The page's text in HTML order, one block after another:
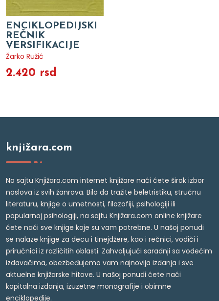
ENCIKLOPEDIJSKI
REČNIK
VERSIFIKACIJE
Žarko Ružić
2.420 rsd
knjižara.com
Na sajtu Knjižara.com internet knjižare naći ćete širok izbor
naslova iz svih žanrova. Bilo da tražite beletristiku, stručnu
literaturu, knjige o umetnosti, filozofiji, psihologiji ili
popularnoj psihologiji, na sajtu Knjižara.com online knjižare
ćete naći sve knjige koje su vam potrebne. U našoj ponudi
se nalaze knjige za decu i tinejdžere, kao i rečnici, vodiči i
priručnici iz različitih oblasti. Zahvaljujući saradnji sa vodećim
izdavačima, obezbeđujemo vam najnovija izdanja i sve
aktuelne knjižarske hitove. U našoj ponudi ćete naći
kapitalna izdanja, izuzetne monografije i obimne
enciklopedije.